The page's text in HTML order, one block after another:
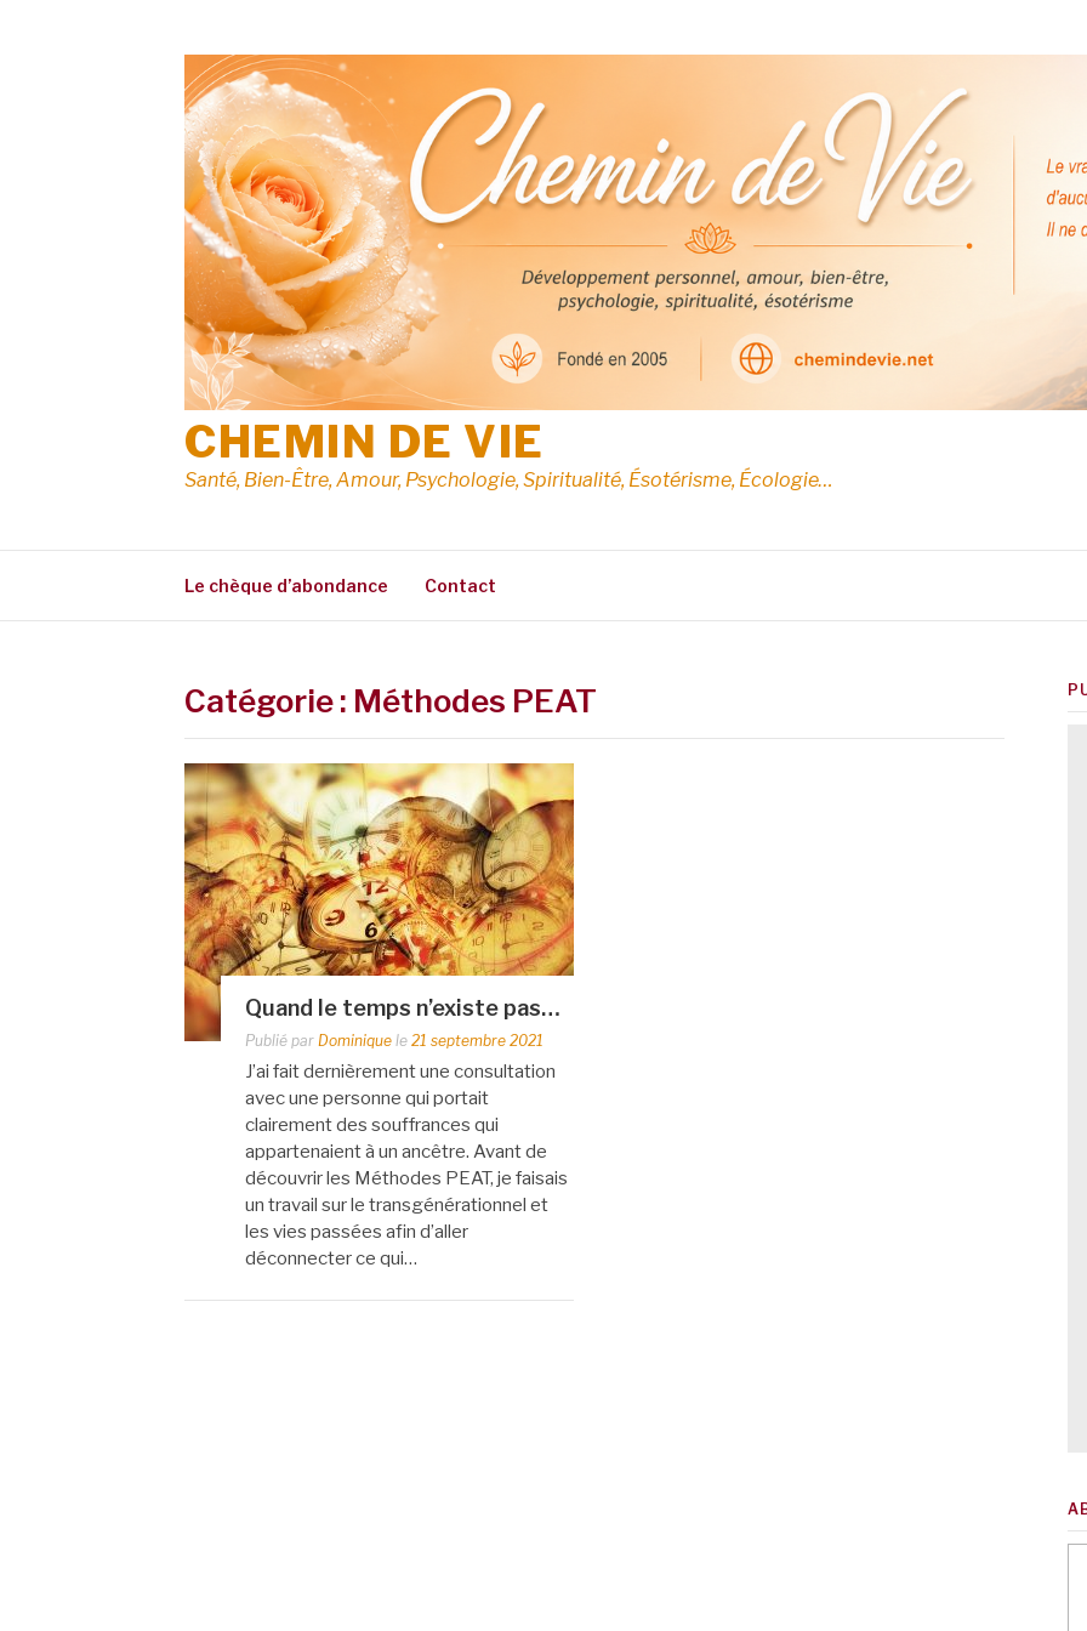
CHEMIN DE VIE
Santé, Bien-Être, Amour, Psychologie, Spiritualité, Ésotérisme, Écologie…
Le chèque d’abondance Contact
Catégorie : Méthodes PEAT
Quand le temps n’existe pas…
Publié par Dominique le 21 septembre 2021
J’ai fait dernièrement une consultation
avec une personne qui portait
clairement des souffrances qui
appartenaient à un ancêtre. Avant de
découvrir les Méthodes PEAT, je faisais
un travail sur le transgénérationnel et
les vies passées afin d’aller
déconnecter ce qui…